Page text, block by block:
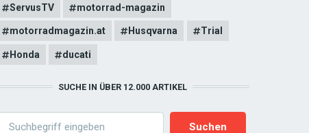
ServusTV motorrad-magazin
motorradmagazin.at Husqvarna Trial
Honda ducati
SUCHE IN ÜBER 12.000 ARTIKEL